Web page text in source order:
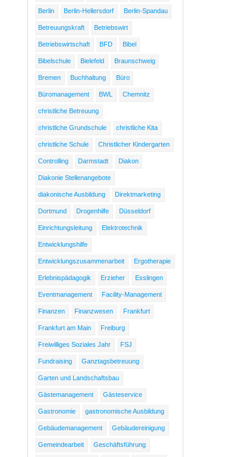
Berlin Berlin-Hellersdorf Berlin-Spandau
Betreuungskraft Betriebswirt
Betriebswirtschaft BFD Bibel
Bibelschule Bielefeld Braunschweig
Bremen Buchhaltung Büro
Büromanagement BWL Chemnitz
christliche Betreuung
christliche Grundschule christliche Kita
christliche Schule Christlicher Kindergarten
Controlling Darmstadt Diakon
Diakonie Stellenangebote
diakonische Ausbildung Direktmarketing
Dortmund Drogenhilfe Düsseldorf
Einrichtungsleitung Elektrotechnik
Entwicklungshilfe
Entwicklungszusammenarbeit Ergotherapie
Erlebnispädagogik Erzieher Esslingen
Eventmanagement Facility-Management
Finanzen Finanzwesen Frankfurt
Frankfurt am Main Freiburg
Freiwilliges Soziales Jahr FSJ
Fundraising Ganztagsbetreuung
Garten und Landschaftsbau
Gästemanagement Gästeservice
Gastronomie gastronomische Ausbildung
Gebäudemanagement Gebäudereinigung
Gemeindearbeit Geschäftsführung